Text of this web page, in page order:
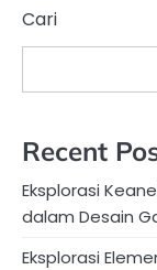
Cari
Recent
Eksplorasi
dalam Desain
Eksplorasi